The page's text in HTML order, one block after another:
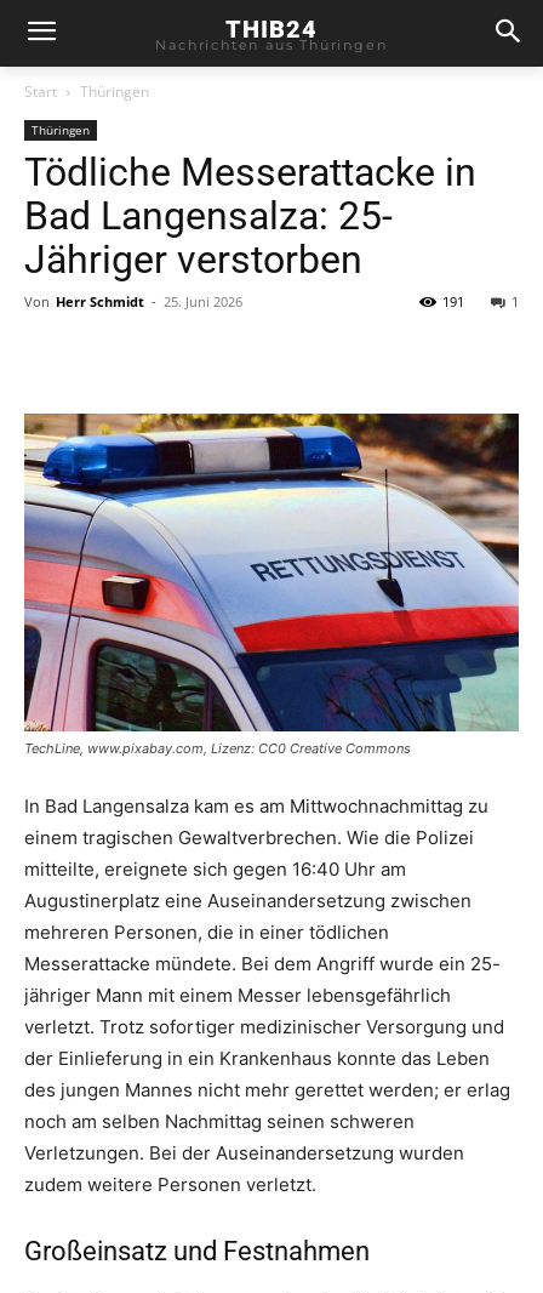
THIB24
Nachrichten aus Thüringen
Start Thüringen
Thüringen
Tödliche Messerattacke in
Bad Langensalza: 25-
Jähriger verstorben
Von Herr Schmidt - 25. Juni 2026 1
191
TechLine, www.pixabay.com, Lizenz: CC0 Creative Commons
In Bad Langensalza kam es am Mittwochnachmittag zu
einem tragischen Gewaltverbrechen. Wie die Polizei
mitteilte, ereignete sich gegen 16:40 Uhr am
Augustinerplatz eine Auseinandersetzung zwischen
mehreren Personen, die in einer tödlichen
Messerattacke mündete. Bei dem Angriff wurde ein 25-
jähriger Mann mit einem Messer lebensgefährlich
verletzt. Trotz sofortiger medizinischer Versorgung und
der Einlieferung in ein Krankenhaus konnte das Leben
des jungen Mannes nicht mehr gerettet werden; er erlag
noch am selben Nachmittag seinen schweren
Verletzungen. Bei der Auseinandersetzung wurden
zudem weitere Personen verletzt.
Großeinsatz und Festnahmen